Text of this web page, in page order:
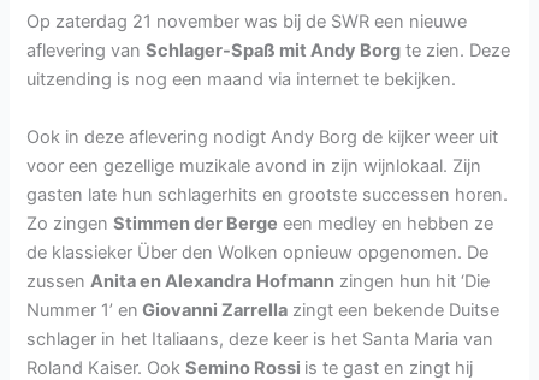
Op zaterdag 21 november was bij de SWR een nieuwe
aflevering vanSchlager-Spaß mit Andy Borg te zien. Deze
uitzending is nog een maand via internet te bekijken.
Ook in deze aflevering nodigt Andy Borg de kijker weer uit
voor een gezellige muzikale avond in zijn wijnlokaal. Zijn
gasten late hun schlagerhits en grootste successen horen.
Zo zingenStimmen der Berge een medley en hebben ze
de klassieker Über den Wolken opnieuw opgenomen. De
zussenAnita en Alexandra Hofmann zingen hun hit ‘Die
Nummer 1’ en Giovanni Zarrella zingt een bekende Duitse
schlager in het Italiaans, deze keer is het Santa Maria van
Roland Kaiser. OokSemino Rossi is te gast en zingt hij